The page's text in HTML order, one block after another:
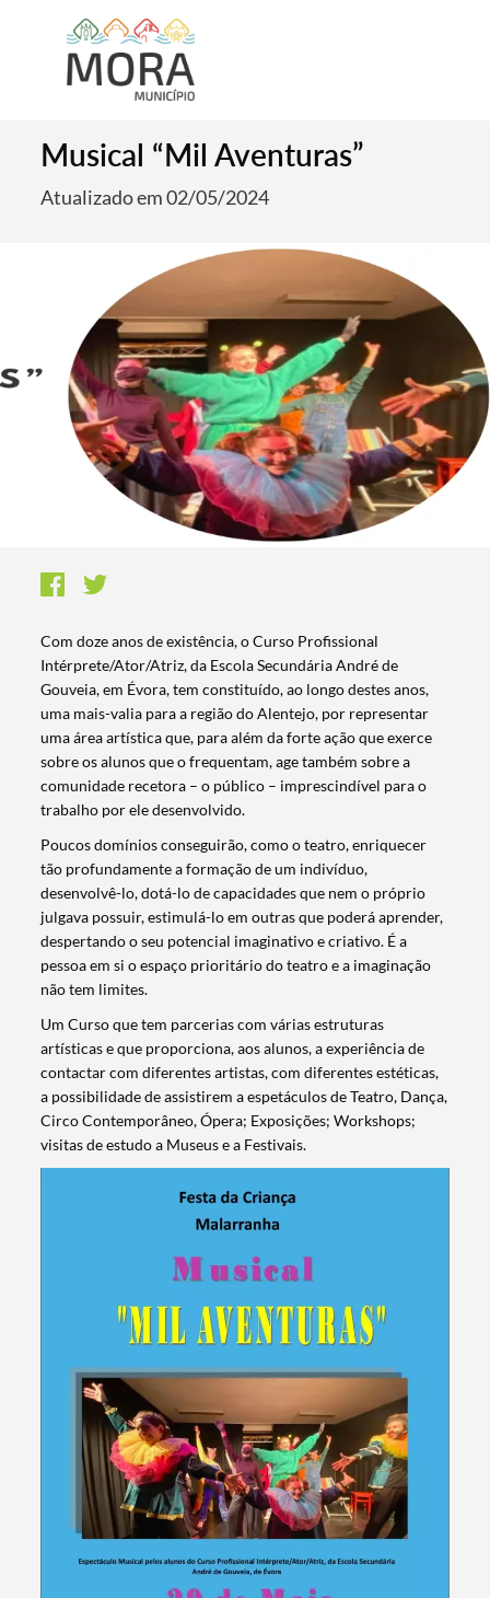
Termo de Pesquisa
Categorias gerais
Musical “Mil Aventuras”
Atualizado em 02/05/2024
Com doze anos de existência, o Curso Profissional
Intérprete/Ator/Atriz, da Escola Secundária André de
Gouveia, em Évora, tem constituído, ao longo destes anos,
uma mais-valia para a região do Alentejo, por representar
uma área artística que, para além da forte ação que exerce
sobre os alunos que o frequentam, age também sobre a
comunidade recetora – o público – imprescindível para o
trabalho por ele desenvolvido.
Poucos domínios conseguirão, como o teatro, enriquecer
tão profundamente a formação de um indivíduo,
desenvolvê-lo, dotá-lo de capacidades que nem o próprio
julgava possuir, estimulá-lo em outras que poderá aprender,
despertando o seu potencial imaginativo e criativo. É a
pessoa em si o espaço prioritário do teatro e a imaginação
não tem limites.
Um Curso que tem parcerias com várias estruturas
artísticas e que proporciona, aos alunos, a experiência de
contactar com diferentes artistas, com diferentes estéticas,
a possibilidade de assistirem a espetáculos de Teatro, Dança,
Circo Contemporâneo, Ópera; Exposições; Workshops;
visitas de estudo a Museus e a Festivais.